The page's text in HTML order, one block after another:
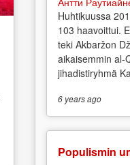
Huhtikuussa
103 haavoittui.
teki Akbaržon
aikaisemmin al-
jihadistiryhmä
6 yearsago
Populismin